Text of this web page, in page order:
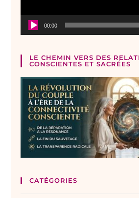
00:00
LE CHEMIN VERS DES
CONSCIENTES ET SACRÉES
CATÉGORIES